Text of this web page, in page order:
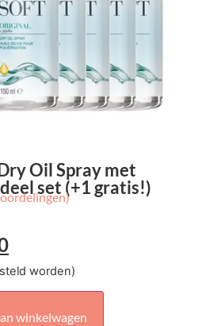
Oil Spray met
set (+1 gratis!)
worden)
winkelwagen